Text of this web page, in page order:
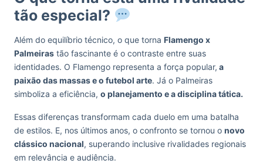
tão especial?
Além do equilíbrio técnico, o que torna Flamengo x
Palmeiras tão fascinante é o contraste entre suas
identidades. O Flamengo representa a força popular, a
paixão das massas e o futebol arte. Já o Palmeiras
simboliza a eficiência, o planejamento e a disciplina tática.
Essas diferenças transformam cada duelo em uma batalha
de estilos. E, nos últimos anos, o confronto se tornou o novo
clássico nacional, superando inclusive rivalidades regionais
em relevância e audiência.